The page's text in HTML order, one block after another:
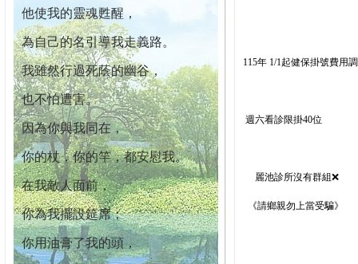
他使我的靈魂甦醒，
為自己的名引導我走義路。
我雖然行過死蔭的幽谷，
也不怕遭害。
因為你與我同在，
你的杖，你的竿，都安慰我。
在我敵人面前，
你為我擺設筵席；
你用油膏了我的頭，
115年 1/1起健保掛號費用
週六看診限掛40位
麗池診所沒有群組❌
《請鄉親勿上當受騙》